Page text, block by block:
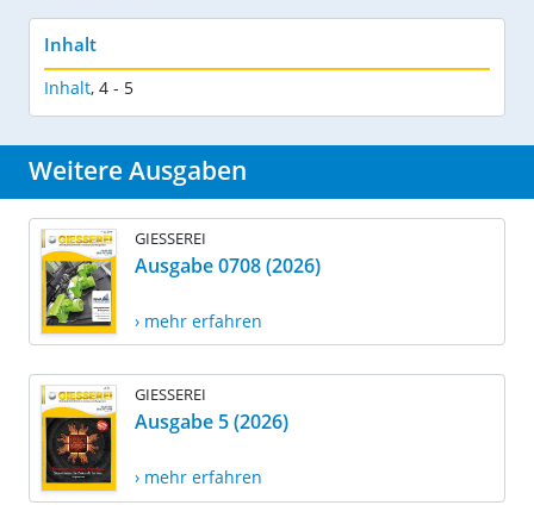
Inhalt
Inhalt, 4 - 5
Weitere Ausgaben
GIESSEREI
Ausgabe 0708 (2026)
› mehr erfahren
GIESSEREI
Ausgabe 5 (2026)
› mehr erfahren